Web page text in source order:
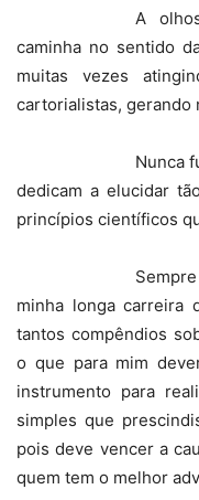
A
caminha no sentido
muitas vezes
cartorialistas, gerando
Nunca
dedicam a elucidar
princípios científicos
minha longa carreira
tantos compêndios
o que para mim
instrumento para
simples que
pois deve vencer a
quem tem o melhor